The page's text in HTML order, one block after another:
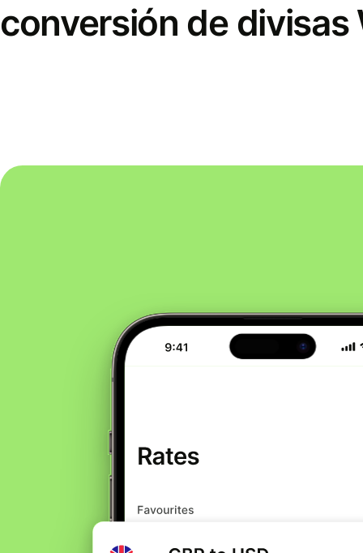
conversión de divisas